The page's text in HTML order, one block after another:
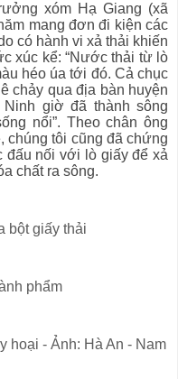
xóm Hạ Giang (xã
mang đơn đi kiện các
có hành vi xả thải khiến
xúc kể: “Nước thải từ lò
héo úa tới đó. Cả chục
chảy qua địa bàn huyện
giờ đã thành sông
nổi”. Theo chân ông
chúng tôi cũng đã chứng
đấu nối với lò giấy để xả
chất ra sông.
bột giấy thải
phẩm
hoại - Ảnh: Hà An - Nam